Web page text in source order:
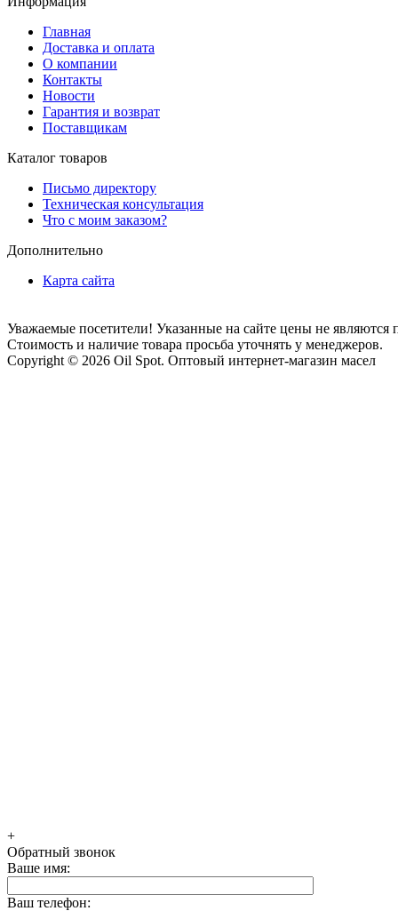
Главная
Доставка и оплата
О компании
Контакты
Новости
Гарантия и возврат
Поставщикам
Каталог товаров
Письмо директору
Техническая консультация
Что с моим заказом?
Дополнительно
Карта сайта
Уважаемые посетители! Указанные на сайте цены не
Стоимость и наличие товара просьба уточнять у менеджеров.
Copyright © 2026 Oil Spot. Оптовый интернет-магазин масел
+
Обратный звонок
Ваше имя:
Ваш телефон: